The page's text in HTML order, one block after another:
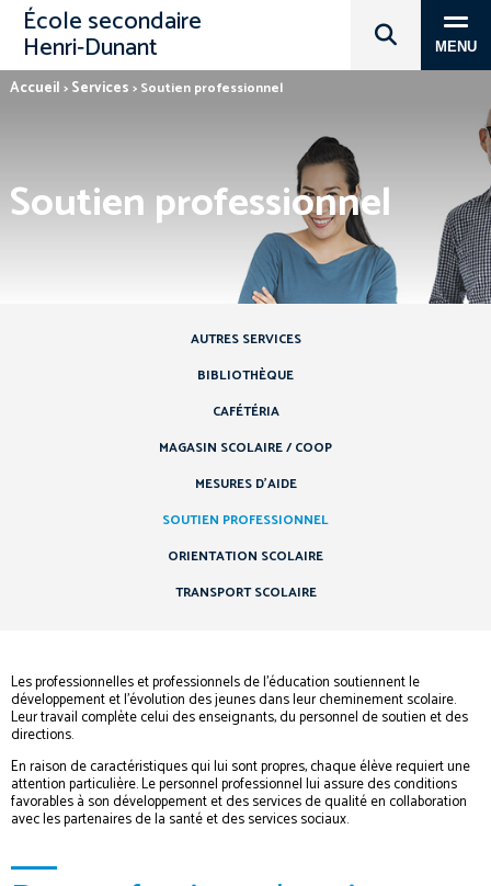
École secondaire
Henri‑Dunant MENU
Accueil > Services > Soutien professionnel
Soutien professionnel
AUTRES SERVICES
BIBLIOTHÈQUE
CAFÉTÉRIA
MAGASIN SCOLAIRE / COOP
MESURES D’AIDE
SOUTIEN PROFESSIONNEL
ORIENTATION SCOLAIRE
TRANSPORT SCOLAIRE
Les professionnelles et professionnels de l’éducation soutiennent le
développement et l’évolution des jeunes dans leur cheminement scolaire.
Leur travail complète celui des enseignants, du personnel de soutien et des
directions.
En raison de caractéristiques qui lui sont propres, chaque élève requiert une
attention particulière. Le personnel professionnel lui assure des conditions
favorables à son développement et des services de qualité en collaboration
avec les partenaires de la santé et des services sociaux.